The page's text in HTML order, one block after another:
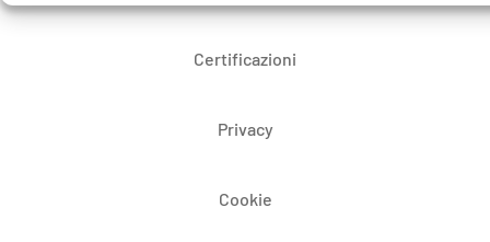
Certificazioni
Privacy
Cookie